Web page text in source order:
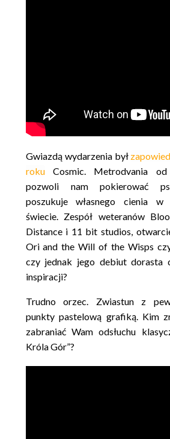
Gwiazdą wydarzenia był
rokuCosmic. Metrodvania od
pozwoli nam pokierować
poszukuje własnego cienia w
świecie. Zespół weteranów
Distance i 11 bit studios,
Ori and the Will of the Wisps
czy jednak jego debiut dorasta
inspiracji?
Trudno orzec. Zwiastun z
punkty pastelową grafiką. Kim
zabraniać Wam odsłuchu
Króla Gór”?